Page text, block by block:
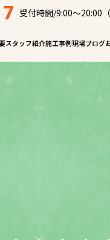
受付時間/9:00～20:00
スタッフ紹介施工事例現場ブログ